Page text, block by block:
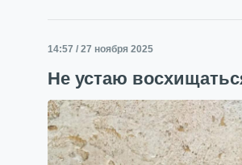
14:57 / 27 ноября 2025
Не устаю